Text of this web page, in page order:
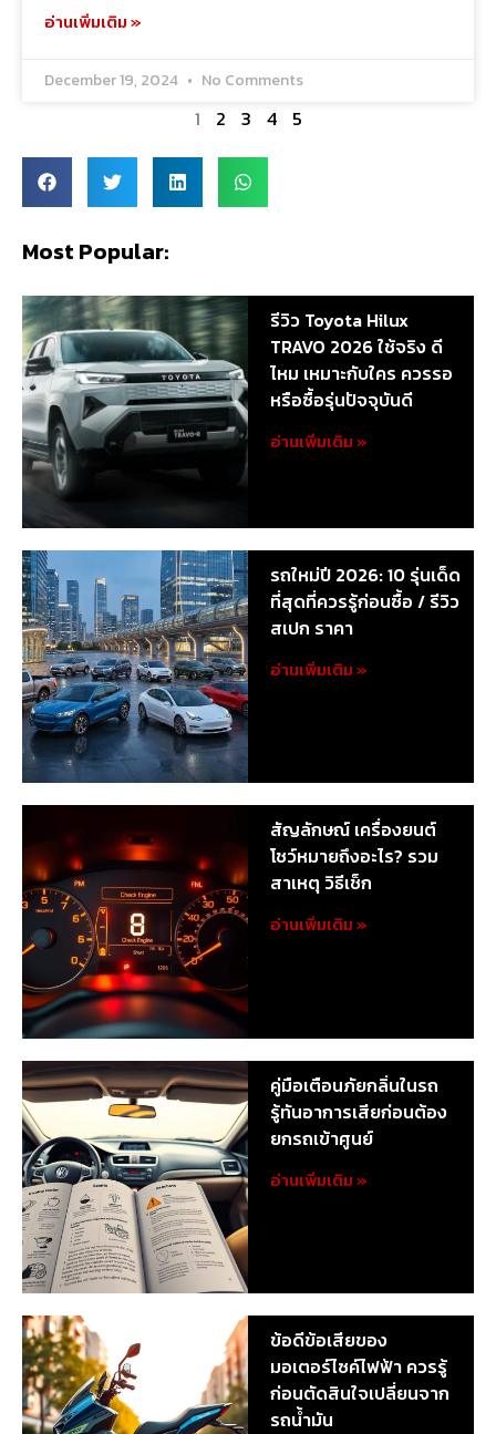
อ่านเพิ่มเติม »
December 19, 2024 No Comments
1 2 3 4 5
Most Popular:
รีวิว Toyota Hilux
TRAVO 2026 ใช้จริง ดี
ไหม เหมาะกับใคร ควรรอ
หรือซื้อรุ่นปัจจุบันดี
อ่านเพิ่มเติม »
รถใหม่ปี 2026: 10 รุ่นเด็ด
ที่สุดที่ควรรู้ก่อนซื้อ / รีวิว
สเปก ราคา
อ่านเพิ่มเติม »
สัญลักษณ์ เครื่องยนต์
โชว์หมายถึงอะไร? รวม
สาเหตุ วิธีเช็ก
อ่านเพิ่มเติม »
คู่มือเตือนภัยกลิ่นในรถ
รู้ทันอาการเสียก่อนต้อง
ยกรถเข้าศูนย์
อ่านเพิ่มเติม »
ข้อดีข้อเสียของ
มอเตอร์ไซค์ไฟฟ้า ควรรู้
ก่อนตัดสินใจเปลี่ยนจาก
รถน้ำมัน